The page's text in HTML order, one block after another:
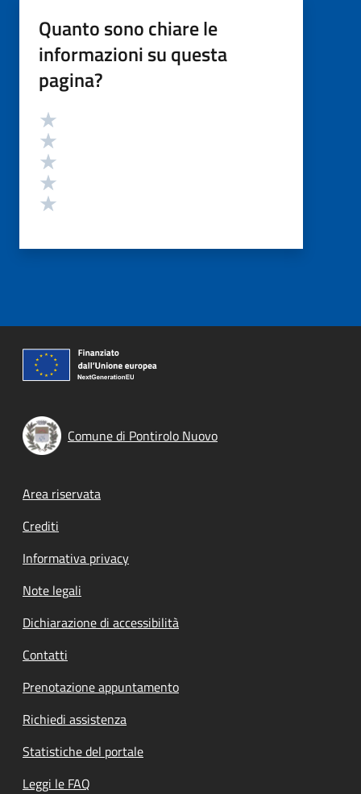
Quanto sono chiare le
informazioni su questa
pagina?
Valutazione
Comune di Pontirolo Nuovo
Footer menu
Area riservata
Crediti
Informativa privacy
Note legali
Dichiarazione di accessibilità
Contatti
Prenotazione appuntamento
Richiedi assistenza
Statistiche del portale
Leggi le FAQ